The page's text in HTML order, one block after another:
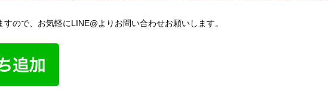
ので、お気軽にLINE@よりお問い合わせお願いします。